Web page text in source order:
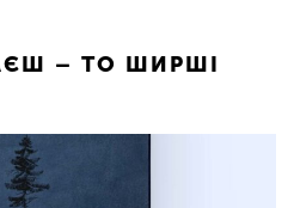
– ТО ШИРШІ